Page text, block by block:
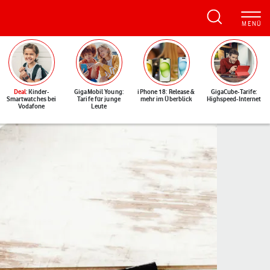
Deal: Kinder-
Smartwatches bei
Vodafone
GigaMobil Young:
Tarife für junge
Leute
iPhone 18: Release &
mehr im Überblick
GigaCube-Tarife:
Highspeed-Internet